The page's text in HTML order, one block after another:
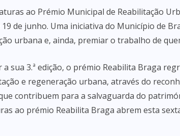
ao Prémio Municipal de Reabilitação
19 de junho. Uma iniciativa do Município de
urbana e, ainda, premiar o trabalho de
a sua 3.ª edição, o prémio Reabilita Braga
e regeneração urbana, através do
contribuem para a salvaguarda do
ao prémio Reabilita Braga abrem esta